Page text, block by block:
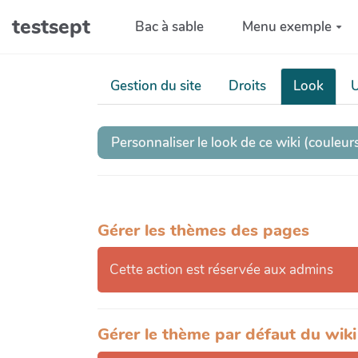
Aller au contenu principal
testsept Bac à sable Menu exemple
Gestion du site Droits Look
Personnaliser le look de ce wiki
Gérer les thèmes des pages
Cette action est réservée aux admins
Gérer le thème par défaut du wiki